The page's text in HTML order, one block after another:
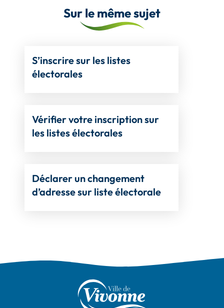
Sur le même sujet
S’inscrire sur les listes
électorales
Vérifier votre inscription sur
les listes électorales
Déclarer un changement
d’adresse sur liste électorale